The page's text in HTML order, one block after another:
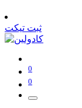
ثبت تیکت
0
0